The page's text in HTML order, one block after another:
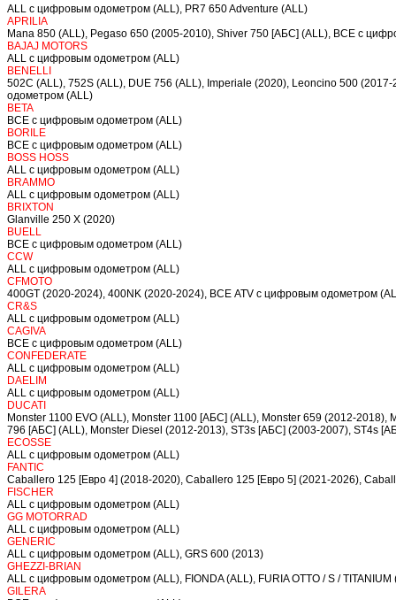
ALL c цифровым одометром (ALL), PR7 650 Adventure (ALL)
APRILIA
Mana 850 (ALL), Pegaso 650 (2005-2010), Shiver 750 [АБС] (ALL), ВСЕ с
BAJAJ MOTORS
ALL c цифровым одометром (ALL)
BENELLI
502C (ALL), 752S (ALL), DUE 756 (ALL), Imperiale (2020), Leoncino 500
одометром (ALL)
BETA
ВСЕ с цифровым одометром (ALL)
BORILE
ВСЕ с цифровым одометром (ALL)
BOSS HOSS
ALL c цифровым одометром (ALL)
BRAMMO
ALL c цифровым одометром (ALL)
BRIXTON
Glanville 250 X (2020)
BUELL
ВСЕ с цифровым одометром (ALL)
CCW
ALL c цифровым одометром (ALL)
CFMOTO
400GT (2020-2024), 400NK (2020-2024), ВСЕ ATV с цифровым одометром
CR&S
ALL c цифровым одометром (ALL)
CAGIVA
ВСЕ с цифровым одометром (ALL)
CONFEDERATE
ALL c цифровым одометром (ALL)
DAELIM
ALL c цифровым одометром (ALL)
DUCATI
Monster 1100 EVO (ALL), Monster 1100 [АБС] (ALL), Monster 659 (2012-
796 [АБС] (ALL), Monster Diesel (2012-2013), ST3s [АБС] (2003-2007), ST4s
ECOSSE
ALL c цифровым одометром (ALL)
FANTIC
Caballero 125 [Евро 4] (2018-2020), Caballero 125 [Евро 5] (2021-2026),
FISCHER
ALL c цифровым одометром (ALL)
GG MOTORRAD
ALL c цифровым одометром (ALL)
GENERIC
ALL c цифровым одометром (ALL), GRS 600 (2013)
GHEZZI-BRIAN
ALL c цифровым одометром (ALL), FIONDA (ALL), FURIA OTTO / S / TITANIUM
GILERA